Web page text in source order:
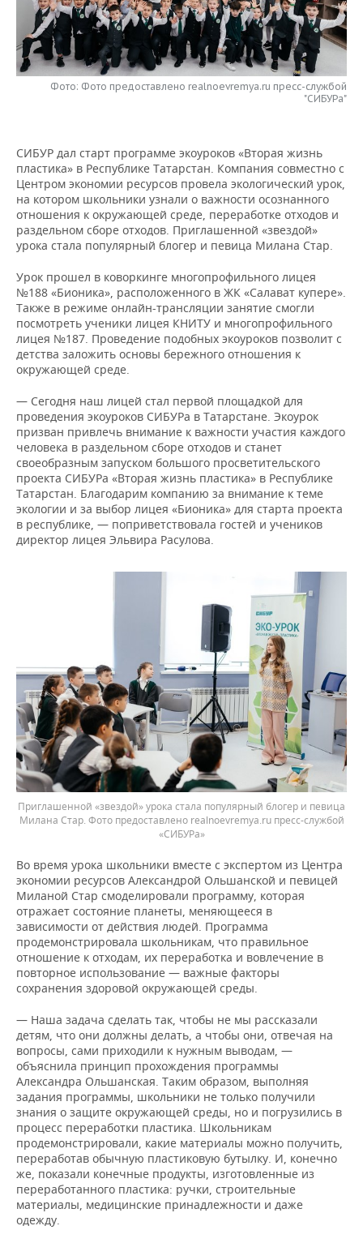
НЕФТЕХИМИЯ
НЕФТЬ
ОПК
РОЗНИЧНАЯ ТОРГОВЛЯ
ТРАНСПОРТ
НОВОСТИ ТЕХНОЛОГИЙ
IT
МЕРОПРИЯТИЯ
НОВОСТИ МЕРОПРИЯТИЙ
ONLINE-КОНФЕРЕНЦИИ
ОТКРЫТАЯ ЛЕКЦИЯ
СПОРТ
ХОККЕЙ
БАСКЕТБОЛ
ВОЛЕЙБОЛ
КИБЕРСПОРТ
ФИГУРНОЕ КАТАНИЕ
ВОДНЫЕ ВИДЫ СПОРТА
ХОККЕЙ С МЯЧОМ
ВЛАСТЬ
ИНФРАСТРУКТУРА
ИСТОРИЯ
КУЛЬТУРА
МЕДИЦИНА
ОБРАЗОВАНИЕ
ПРОИСШЕСТВИЯ
СЮЖЕТЫ
СПРАВОЧНИК
СПИСОК ПЕРСОН
СПИСОК КОМПАНИЙ
ПОЛНАЯ ВЕРСИЯ
Фото: Фото предоставлено realnoevremya.ru пресс-службой
"СИБУРа"
СИБУР дал старт программе экоуроков «Вторая жизнь
пластика» в Республике Татарстан. Компания совместно с
Центром экономии ресурсов провела экологический урок,
на котором школьники узнали о важности осознанного
отношения к окружающей среде, переработке отходов и
раздельном сборе отходов. Приглашенной «звездой»
урока стала популярный блогер и певица Милана Стар.
Урок прошел в коворкинге многопрофильного лицея
№188 «Бионика», расположенного в ЖК «Салават купере».
Также в режиме онлайн-трансляции занятие смогли
посмотреть ученики лицея КНИТУ и многопрофильного
лицея №187. Проведение подобных экоуроков позволит с
детства заложить основы бережного отношения к
окружающей среде.
— Сегодня наш лицей стал первой площадкой для
проведения экоуроков СИБУРа в Татарстане. Экоурок
призван привлечь внимание к важности участия каждого
человека в раздельном сборе отходов и станет
своеобразным запуском большого просветительского
проекта СИБУРа «Вторая жизнь пластика» в Республике
Татарстан. Благодарим компанию за внимание к теме
экологии и за выбор лицея «Бионика» для старта проекта
в республике, — поприветствовала гостей и учеников
директор лицея Эльвира Расулова.
Приглашенной «звездой» урока стала популярный блогер и певица
Милана Стар. Фото предоставлено realnoevremya.ru пресс-службой
«СИБУРа»
Во время урока школьники вместе с экспертом из Центра
экономии ресурсов Александрой Ольшанской и певицей
Миланой Стар смоделировали программу, которая
отражает состояние планеты, меняющееся в
зависимости от действия людей. Программа
продемонстрировала школьникам, что правильное
отношение к отходам, их переработка и вовлечение в
повторное использование — важные факторы
сохранения здоровой окружающей среды.
— Наша задача сделать так, чтобы не мы рассказали
детям, что они должны делать, а чтобы они, отвечая на
вопросы, сами приходили к нужным выводам, —
объяснила принцип прохождения программы
Александра Ольшанская. Таким образом, выполняя
задания программы, школьники не только получили
знания о защите окружающей среды, но и погрузились в
процесс переработки пластика. Школьникам
продемонстрировали, какие материалы можно получить,
переработав обычную пластиковую бутылку. И, конечно
же, показали конечные продукты, изготовленные из
переработанного пластика: ручки, строительные
материалы, медицинские принадлежности и даже
одежду.